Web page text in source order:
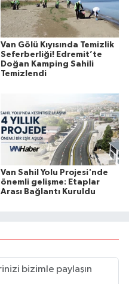
Van Gölü Kıyısında Temizlik
Seferberliği! Edremit’te
Doğan Kamping Sahili
Temizlendi
Van Sahil Yolu Projesi'nde
önemli gelişme: Etaplar
Arası Bağlantı Kuruldu